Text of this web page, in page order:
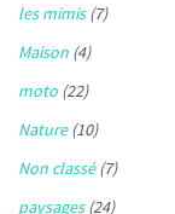
les mimis(7)
Maison (4)
moto (22)
Nature(10)
Non classé(7)
paysages(24)